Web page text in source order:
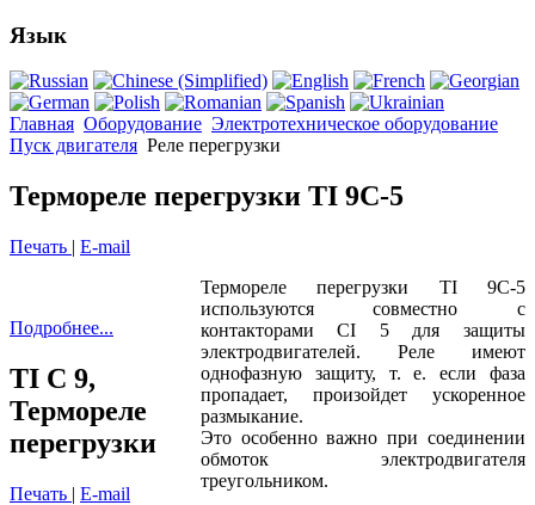
Язык
Главная Оборудование Электротехническое оборудование
Пуск двигателя Реле перегрузки
Термореле перегрузки TI 9C-5
Печать | E-mail
Термореле перегрузки TI 9C-5
используются совместно с
контакторами CI 5 для защиты
электродвигателей. Реле имеют
однофазную защиту, т. е. если фаза
пропадает, произойдет ускоренное
размыкание.
Это особенно важно при соединении
обмоток электродвигателя
треугольником.
Подробнее...
TI C 9,
Термореле
перегрузки
Печать | E-mail